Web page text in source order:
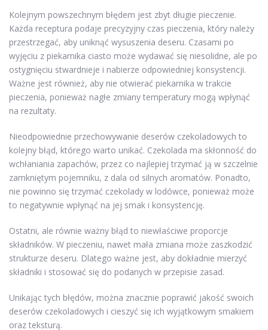
Kolejnym powszechnym błędem jest zbyt długie pieczenie.
Każda receptura podaje precyzyjny czas pieczenia, który należy
przestrzegać, aby uniknąć wysuszenia deseru. Czasami po
wyjęciu z piekarnika ciasto może wydawać się niesolidne, ale po
ostygnięciu stwardnieje i nabierze odpowiedniej konsystencji.
Ważne jest również, aby nie otwierać piekarnika w trakcie
pieczenia, ponieważ nagłe zmiany temperatury mogą wpłynąć
na rezultaty.
Nieodpowiednie przechowywanie deserów czekoladowych to
kolejny błąd, którego warto unikać. Czekolada ma skłonność do
wchłaniania zapachów, przez co najlepiej trzymać ją w szczelnie
zamkniętym pojemniku, z dala od silnych aromatów. Ponadto,
nie powinno się trzymać czekolady w lodówce, ponieważ może
to negatywnie wpłynąć na jej smak i konsystencję.
Ostatni, ale równie ważny błąd to niewłaściwe proporcje
składników. W pieczeniu, nawet mała zmiana może zaszkodzić
strukturze deseru. Dlatego ważne jest, aby dokładnie mierzyć
składniki i stosować się do podanych w przepisie zasad.
Unikając tych błędów, można znacznie poprawić jakość swoich
deserów czekoladowych i cieszyć się ich wyjątkowym smakiem
oraz teksturą.